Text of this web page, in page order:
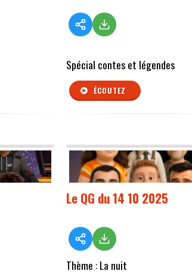
Spécial contes et légendes
ÉCOUTEZ
Le QG du 14 10 2025
Thème : La nuit